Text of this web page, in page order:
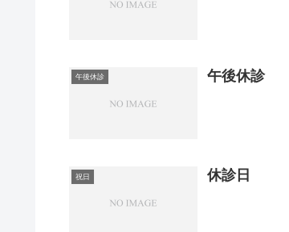
午後休診 午後休診
祝日 休診日